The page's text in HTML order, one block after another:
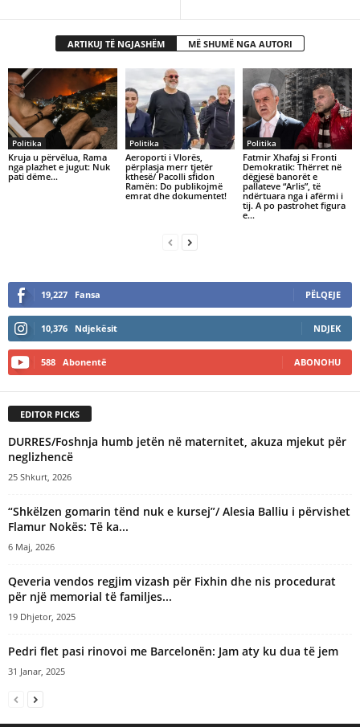
ARTIKUJ TË NGJASHËM MË SHUMË NGA AUTORI
Politika
Kruja u përvëlua, Rama
nga plazhet e jugut: Nuk
pati dëme…
Politika
Aeroporti i Vlorës,
përplasja merr tjetër
kthesë/ Pacolli sfidon
Ramën: Do publikojmë
emrat dhe dokumentet!
Politika
Fatmir Xhafaj si Fronti
Demokratik: Thërret në
dëgjesë banorët e
pallateve “Arlis”, të
ndërtuara nga i afërmi i
tij. A po pastrohet figura
e...
19,227 Fansa PËLQEJE
10,376 Ndjekësit NDJEK
588 Abonentë ABONOHU
EDITOR PICKS
DURRES/Foshnja humb jetën në maternitet, akuza mjekut për
neglizhencë
25 Shkurt, 2026
“Shkëlzen gomarin tënd nuk e kursej”/ Alesia Balliu i përvishet
Flamur Nokës: Të ka...
6 Maj, 2026
Qeveria vendos regjim vizash për Fixhin dhe nis procedurat
për një memorial të familjes...
19 Dhjetor, 2025
Pedri flet pasi rinovoi me Barcelonën: Jam aty ku dua të jem
31 Janar, 2025